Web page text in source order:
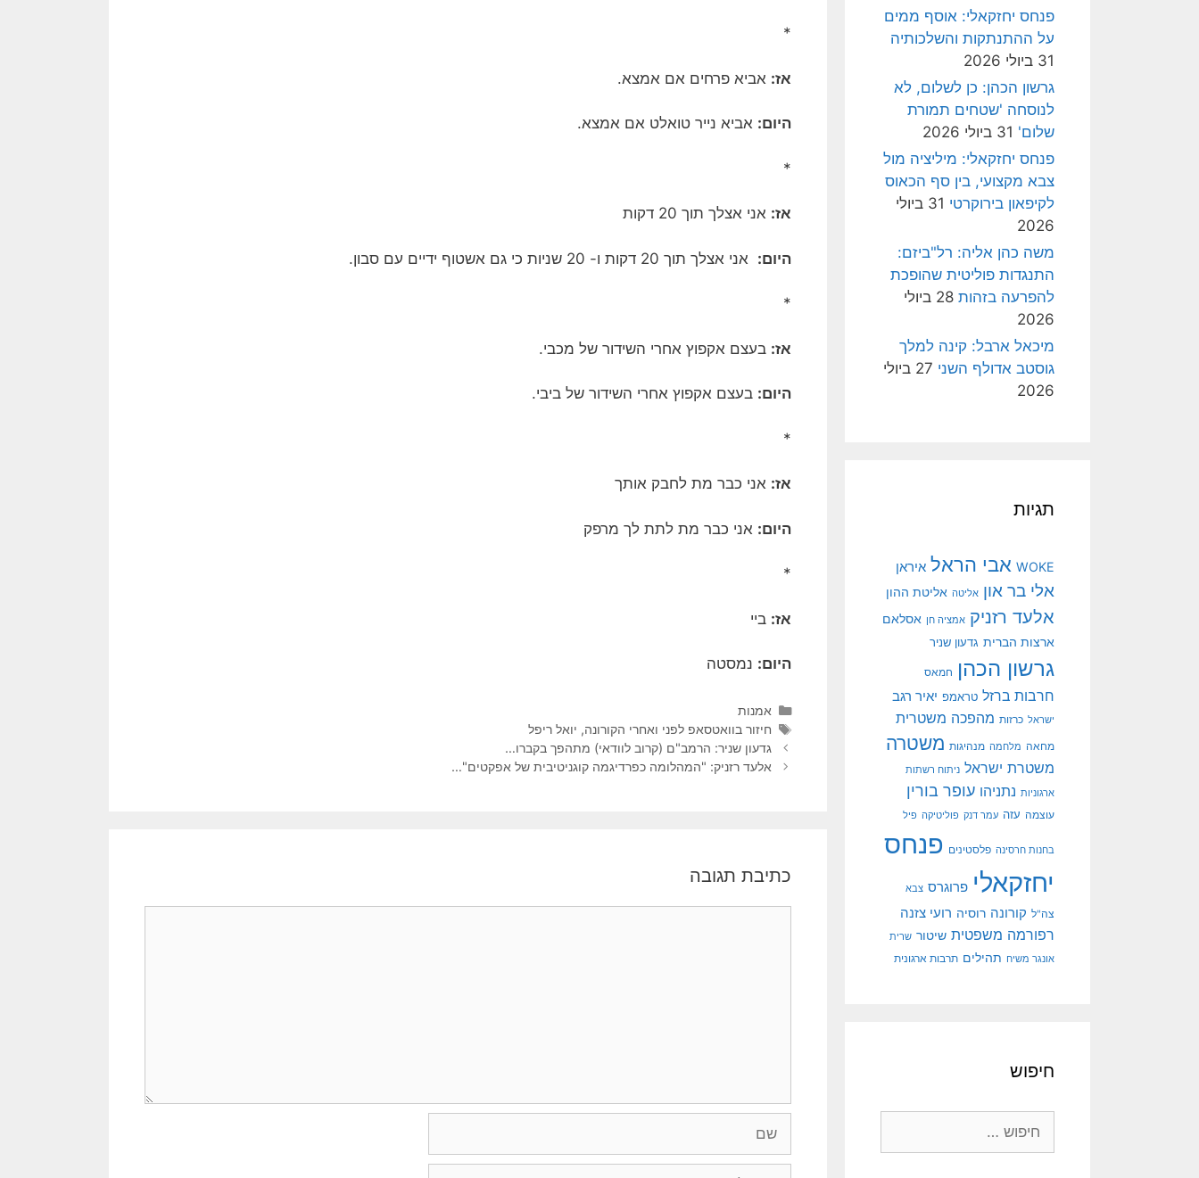
*
אז: אביא פרחים אם אמצא.
היום: אביא נייר טואלט אם אמצא.
*
אז: אני אצלך תוך 20 דקות
היום: אני אצלך תוך 20 דקות ו- 20 שניות כי גם אשטוף ידיים עם סבון.
*
אז: בעצם אקפוץ אחרי השידור של מכבי.
היום: בעצם אקפוץ אחרי השידור של ביבי.
*
אז: אני כבר מת לחבק אותך
היום: אני כבר מת לתת לך מרפק
*
אז: ביי
היום: נמסטה
קטגוריות
אמנות
תגיות
חיזור בוואטסאפ לפני ואחרי הקורונה, יואל ריפל
גדעון שניר: הרמב"ם (קרוב לוודאי) מתהפך בקברו…
אלעד רזניק: "המהלומה כפרדיגמה קוגניטיבית של אפקטים"…
כתיבת תגובה
פנחס יחזקאלי: אוסף ממים
על ההתנתקות והשלכותיה
31 ביולי 2026
גרשון הכהן: כן לשלום, לא
לנוסחה 'שטחים תמורת
שלום' 31 ביולי 2026
פנחס יחזקאלי: מיליציה מול
צבא מקצועי, בין סף הכאוס
לקיפאון בירוקרטי
31 ביולי
2026
משה כהן אליה: רל"ביזם:
התנגדות פוליטית שהופכת
להפרעה בזהות
28 ביולי
2026
מיכאל ארבל: קינה למלך
גוסטב אדולף השני
27 ביולי
2026
תגיות
WOKE אבי הראל איראן
אלי בר און אליטה אליטת ההון
אלעד רזניק אמציה חן אסלאם
ארצות הברית גדעון שניר
גרשון הכהן חמאס
חרבות ברזל טראמפ יאיר רגב
ישראל כרזות מהפכה משטרית
מחאה מלחמה מנהיגות משטרה
משטרת ישראל ניתוח רשתות
ארגוניות נתניהו עופר בורין
עוצמה עזה עמר דנק פוליטיקה פיל
בחנות חרסינה פלסטינים פנחס
יחזקאלי פרוגרס צבא
צה"ל קורונה רוסיה רועי צזנה
רפורמה משפטית שיטור שרית
אונגר משיח תהילים תרבות ארגונית
חיפוש